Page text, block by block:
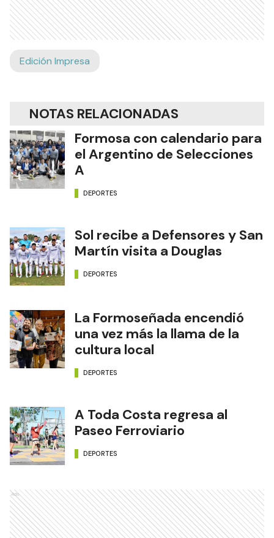
Edición Impresa
NOTAS RELACIONADAS
Formosa con calendario para
el Argentino de Selecciones
A
DEPORTES
Sol recibe a Defensores y San
Martín visita a Douglas
DEPORTES
La Formoseñada encendió
una vez más la llama de la
cultura local
DEPORTES
A Toda Costa regresa al
Paseo Ferroviario
DEPORTES
Ads